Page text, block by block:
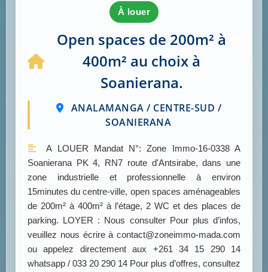
à louer
Open spaces de 200m² à
400m² au choix à
Soanierana.
ANALAMANGA / CENTRE-SUD /
SOANIERANA
A LOUER Mandat N°: Zone Immo-16-0338 A
Soanierana PK 4, RN7 route d'Antsirabe, dans une
zone industrielle et professionnelle à environ
15minutes du centre-ville, open spaces aménageables
de 200m² à 400m² à l’étage, 2 WC et des places de
parking. LOYER : Nous consulter Pour plus d’infos,
veuillez nous écrire à contact@zoneimmo-mada.com
ou appelez directement aux +261 34 15 290 14
whatsapp / 033 20 290 14 Pour plus d’offres, consultez